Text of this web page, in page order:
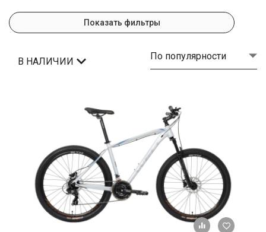
Показать фильтры
В НАЛИЧИИ По популярности
+ К